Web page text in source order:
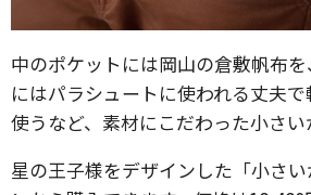
中のポケットには岡山の倉敷帆布
にはパラシュートに使われる丈夫
使うなど、素材にこだわった小さい
星の王子様をデザインした「小さ